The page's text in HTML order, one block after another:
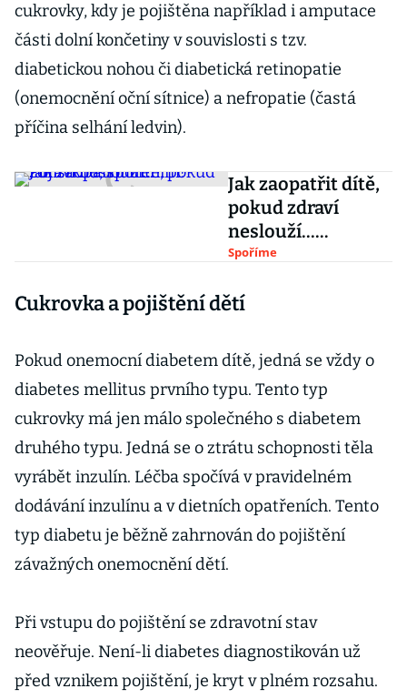
cukrovky, kdy je pojištěna například i amputace
části dolní končetiny v souvislosti s tzv.
diabetickou nohou či diabetická retinopatie
(onemocnění oční sítnice) a nefropatie (častá
příčina selhání ledvin).
Jak zaopatřit dítě,
pokud zdraví
neslouží...
Pojistkou,
Spoříme
Cukrovka a pojištění dětí
Pokud onemocní diabetem dítě, jedná se vždy o
diabetes mellitus prvního typu. Tento typ
cukrovky má jen málo společného s diabetem
druhého typu. Jedná se o ztrátu schopnosti těla
vyrábět inzulín. Léčba spočívá v pravidelném
dodávání inzulínu a v dietních opatřeních. Tento
typ diabetu je běžně zahrnován do pojištění
závažných onemocnění dětí.
Při vstupu do pojištění se zdravotní stav
neověřuje. Není-li diabetes diagnostikován už
před vznikem pojištění, je kryt v plném rozsahu.